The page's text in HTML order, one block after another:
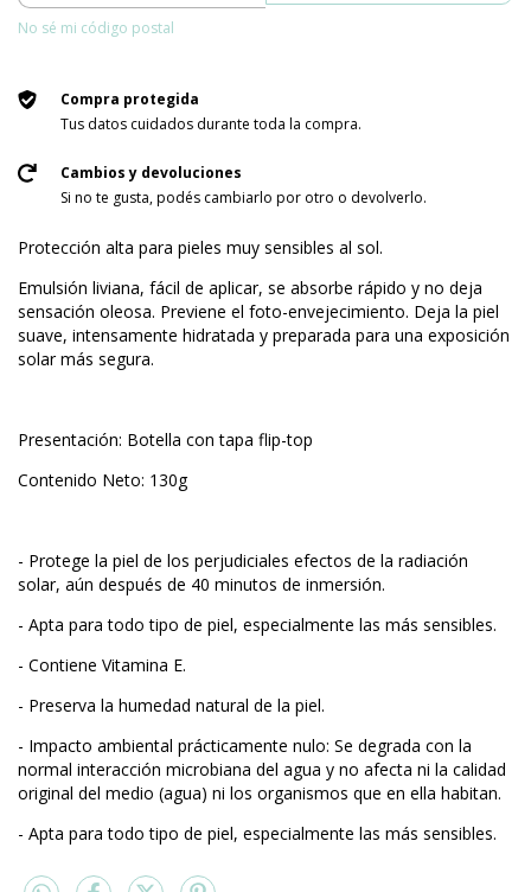
No sé mi código postal
Compra protegida
Tus datos cuidados durante toda la compra.
Cambios y devoluciones
Si no te gusta, podés cambiarlo por otro o devolverlo.
Protección alta para pieles muy sensibles al sol.
Emulsión liviana, fácil de aplicar, se absorbe rápido y no deja
sensación oleosa. Previene el foto-envejecimiento. Deja la piel
suave, intensamente hidratada y preparada para una exposición
solar más segura.
Presentación: Botella con tapa flip-top
Contenido Neto: 130g
- Protege la piel de los perjudiciales efectos de la radiación
solar, aún después de 40 minutos de inmersión.
- Apta para todo tipo de piel, especialmente las más sensibles.
- Contiene Vitamina E.
- Preserva la humedad natural de la piel.
- Impacto ambiental prácticamente nulo: Se degrada con la
normal interacción microbiana del agua y no afecta ni la calidad
original del medio (agua) ni los organismos que en ella habitan.
- Apta para todo tipo de piel, especialmente las más sensibles.